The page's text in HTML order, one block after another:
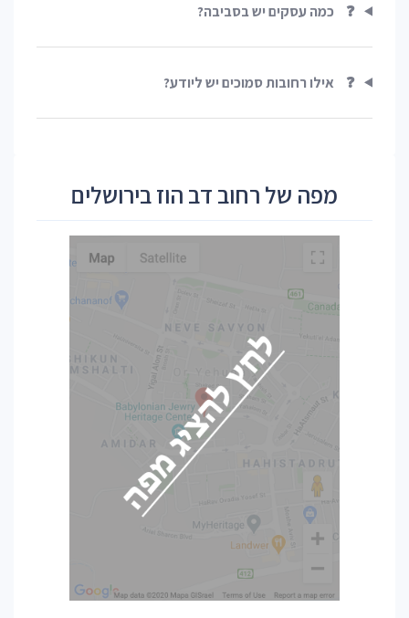
❓ כמה עסקים יש בסביבה?
❓ אילו רחובות סמוכים יש ליודע?
מפה של רחוב דב הוז בירושלים